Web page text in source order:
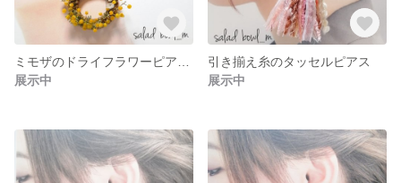
展示中
引き揃え糸のタッセルピアス
展示中